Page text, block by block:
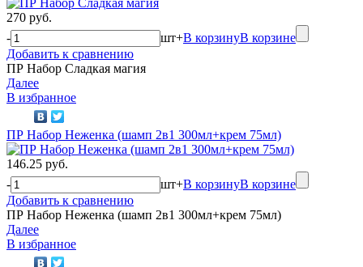
270 руб.
-
шт+В корзинуВ корзине
Добавить к сравнению
ПР Набор Сладкая магия
Далее
В избранное
ПР Набор Неженка (шамп 2в1 300мл+крем 75мл)
146.25 руб.
-
шт+В корзинуВ корзине
Добавить к сравнению
ПР Набор Неженка (шамп 2в1 300мл+крем 75мл)
Далее
В избранное